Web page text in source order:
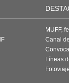
MUFF,
Canal
Líneas